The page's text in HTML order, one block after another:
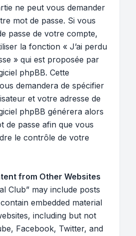
ne peut vous demander
mot de passe. Si vous
passe de votre compte,
la fonction « J’ai perdu
» qui est proposée par
phpBB. Cette
demandera de spécifier
et votre adresse de
phpBB générera alors
de passe afin que vous
le contrôle de votre
from Other Websites
Club” may include posts
embedded material
including but not
Facebook, Twitter, and